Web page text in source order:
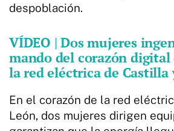
despoblación.
VÍDEO | Dos mujeres
mando del corazón digital
la red eléctrica de Castilla
En el corazón de la red
León, dos mujeres dirigen